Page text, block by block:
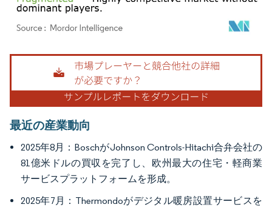
画像 © Mordor Intelligence。再利用にはCC BY 4.0の表示が必要です。
最近の産業動向
2025年8月：BoschがJohnson Controls-Hitachi合弁会社の
81億米ドルの買収を完了し、欧州最大の住宅・軽商業
サービスプラットフォームを形成。
2025年7月：Thermondoがデジタル暖房設置サービスを